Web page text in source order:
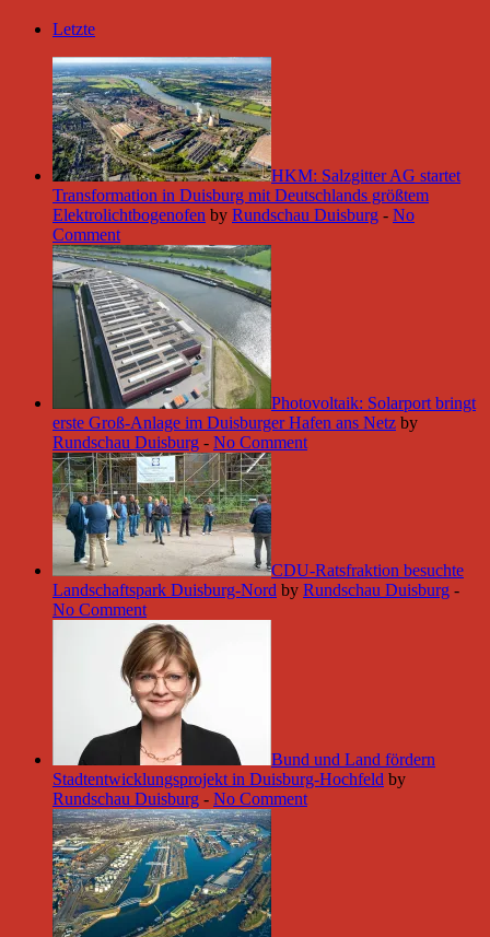
Letzte
HKM: Salzgitter AG startet
Transformation in Duisburg mit Deutschlands größtem
Elektrolichtbogenofen by Rundschau Duisburg - No
Comment
Photovoltaik: Solarport bringt
erste Groß-Anlage im Duisburger Hafen ans Netz by
Rundschau Duisburg - No Comment
CDU-Ratsfraktion besuchte
Landschaftspark Duisburg-Nord by Rundschau Duisburg -
No Comment
Bund und Land fördern
Stadtentwicklungsprojekt in Duisburg-Hochfeld by
Rundschau Duisburg - No Comment